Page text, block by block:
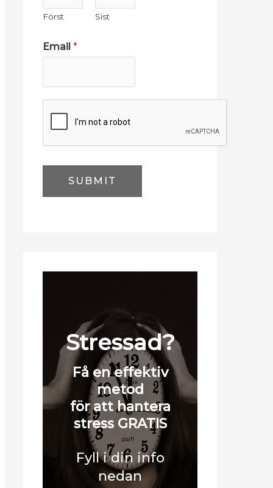
Först Sist
Email *
SUBMIT
Stressad?
Få en effektiv
metod
för att hantera
stress GRATIS
Fyll i din info
nedan